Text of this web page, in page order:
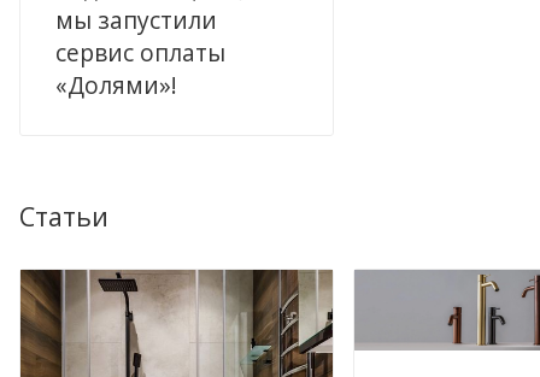
мы запустили
сервис оплаты
«Долями»!
Статьи